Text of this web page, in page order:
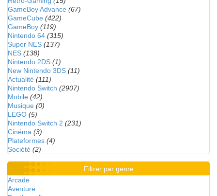
GameBoy Advance (67)
GameCube (422)
GameBoy (119)
Nintendo 64 (315)
Super NES (137)
NES (138)
Nintendo 2DS (1)
New Nintendo 3DS (11)
Actualité (111)
Nintendo Switch (2907)
Mobile (42)
Musique (0)
LEGO (5)
Nintendo Switch 2 (231)
Cinéma (3)
Plateformes (4)
Société (2)
Filtrer par genre
Arcade
Aventure